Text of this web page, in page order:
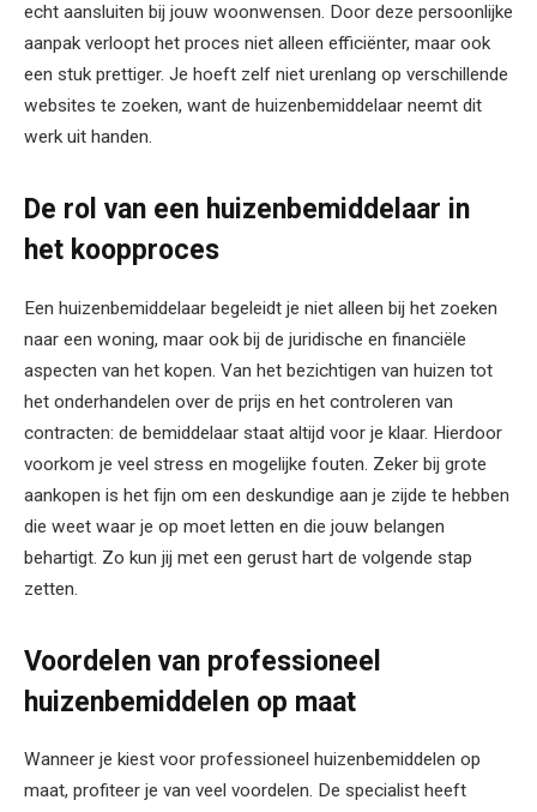
echt aansluiten bij jouw woonwensen. Door deze persoonlijke
aanpak verloopt het proces niet alleen efficiënter, maar ook
een stuk prettiger. Je hoeft zelf niet urenlang op verschillende
websites te zoeken, want de huizenbemiddelaar neemt dit
werk uit handen.
De rol van een huizenbemiddelaar in
het koopproces
Een huizenbemiddelaar begeleidt je niet alleen bij het zoeken
naar een woning, maar ook bij de juridische en financiële
aspecten van het kopen. Van het bezichtigen van huizen tot
het onderhandelen over de prijs en het controleren van
contracten: de bemiddelaar staat altijd voor je klaar. Hierdoor
voorkom je veel stress en mogelijke fouten. Zeker bij grote
aankopen is het fijn om een deskundige aan je zijde te hebben
die weet waar je op moet letten en die jouw belangen
behartigt. Zo kun jij met een gerust hart de volgende stap
zetten.
Voordelen van professioneel
huizenbemiddelen op maat
Wanneer je kiest voor professioneel huizenbemiddelen op
maat, profiteer je van veel voordelen. De specialist heeft